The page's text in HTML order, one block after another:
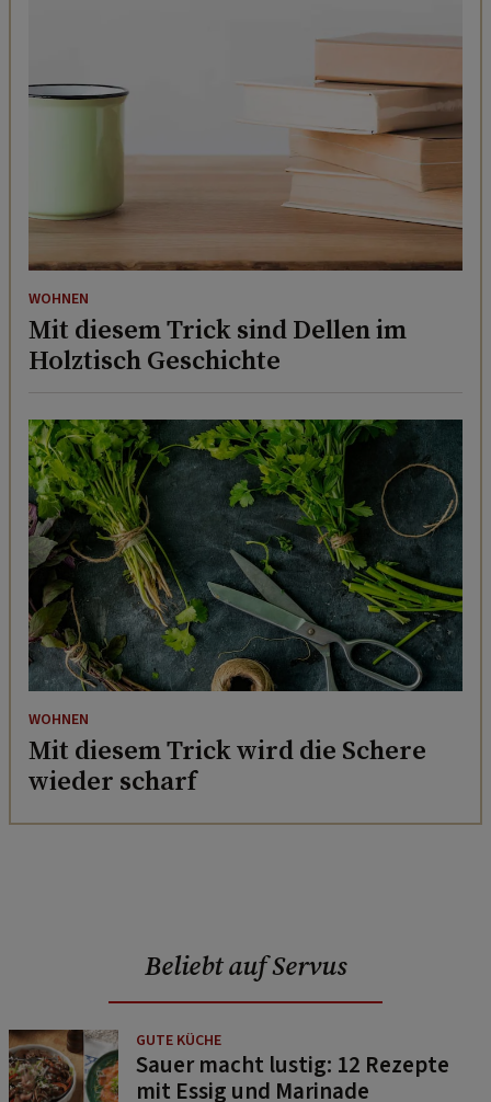
WOHNEN
Mit diesem Trick sind Dellen im
Holztisch Geschichte
WOHNEN
Mit diesem Trick wird die Schere
wieder scharf
Beliebt auf Servus
GUTE KÜCHE
Sauer macht lustig: 12 Rezepte
mit Essig und Marinade